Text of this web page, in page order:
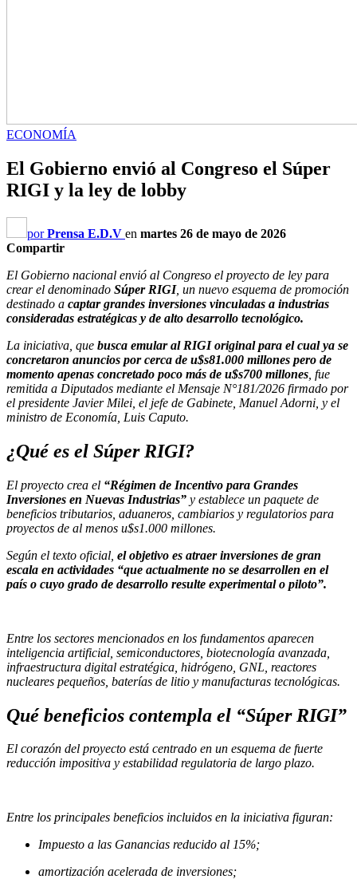
ECONOMÍA
El Gobierno envió al Congreso el Súper
RIGI y la ley de lobby
porPrensa E.D.V en martes 26 de mayo de 2026
Compartir
El Gobierno nacional envió al Congreso el proyecto de ley para
crear el denominado Súper RIGI, un nuevo esquema de promoción
destinado a captar grandes inversiones vinculadas a industrias
consideradas estratégicas y de alto desarrollo tecnológico.
La iniciativa, que busca emular al RIGI original para el cual ya se
concretaron anuncios por cerca de u$s81.000 millones pero de
momento apenas concretado poco más de u$s700 millones , fue
remitida a Diputados mediante el Mensaje N°181/2026 firmado por
el presidente Javier Milei, el jefe de Gabinete, Manuel Adorni, y el
ministro de Economía, Luis Caputo.
¿Qué es el Súper RIGI?
El proyecto crea el “Régimen de Incentivo para Grandes
Inversiones en Nuevas Industrias” y establece un paquete de
beneficios tributarios, aduaneros, cambiarios y regulatorios para
proyectos de al menos u$s1.000 millones.
Según el texto oficial, el objetivo es atraer inversiones de gran
escala en actividades “que actualmente no se desarrollen en el
país o cuyo grado de desarrollo resulte experimental o piloto”.
Entre los sectores mencionados en los fundamentos aparecen
inteligencia artificial, semiconductores, biotecnología avanzada,
infraestructura digital estratégica, hidrógeno, GNL, reactores
nucleares pequeños, baterías de litio y manufacturas tecnológicas.
Qué beneficios contempla el “Súper RIGI”
El corazón del proyecto está centrado en un esquema de fuerte
reducción impositiva y estabilidad regulatoria de largo plazo.
Entre los principales beneficios incluidos en la iniciativa figuran:
Impuesto a las Ganancias reducido al 15%;
amortización acelerada de inversiones;